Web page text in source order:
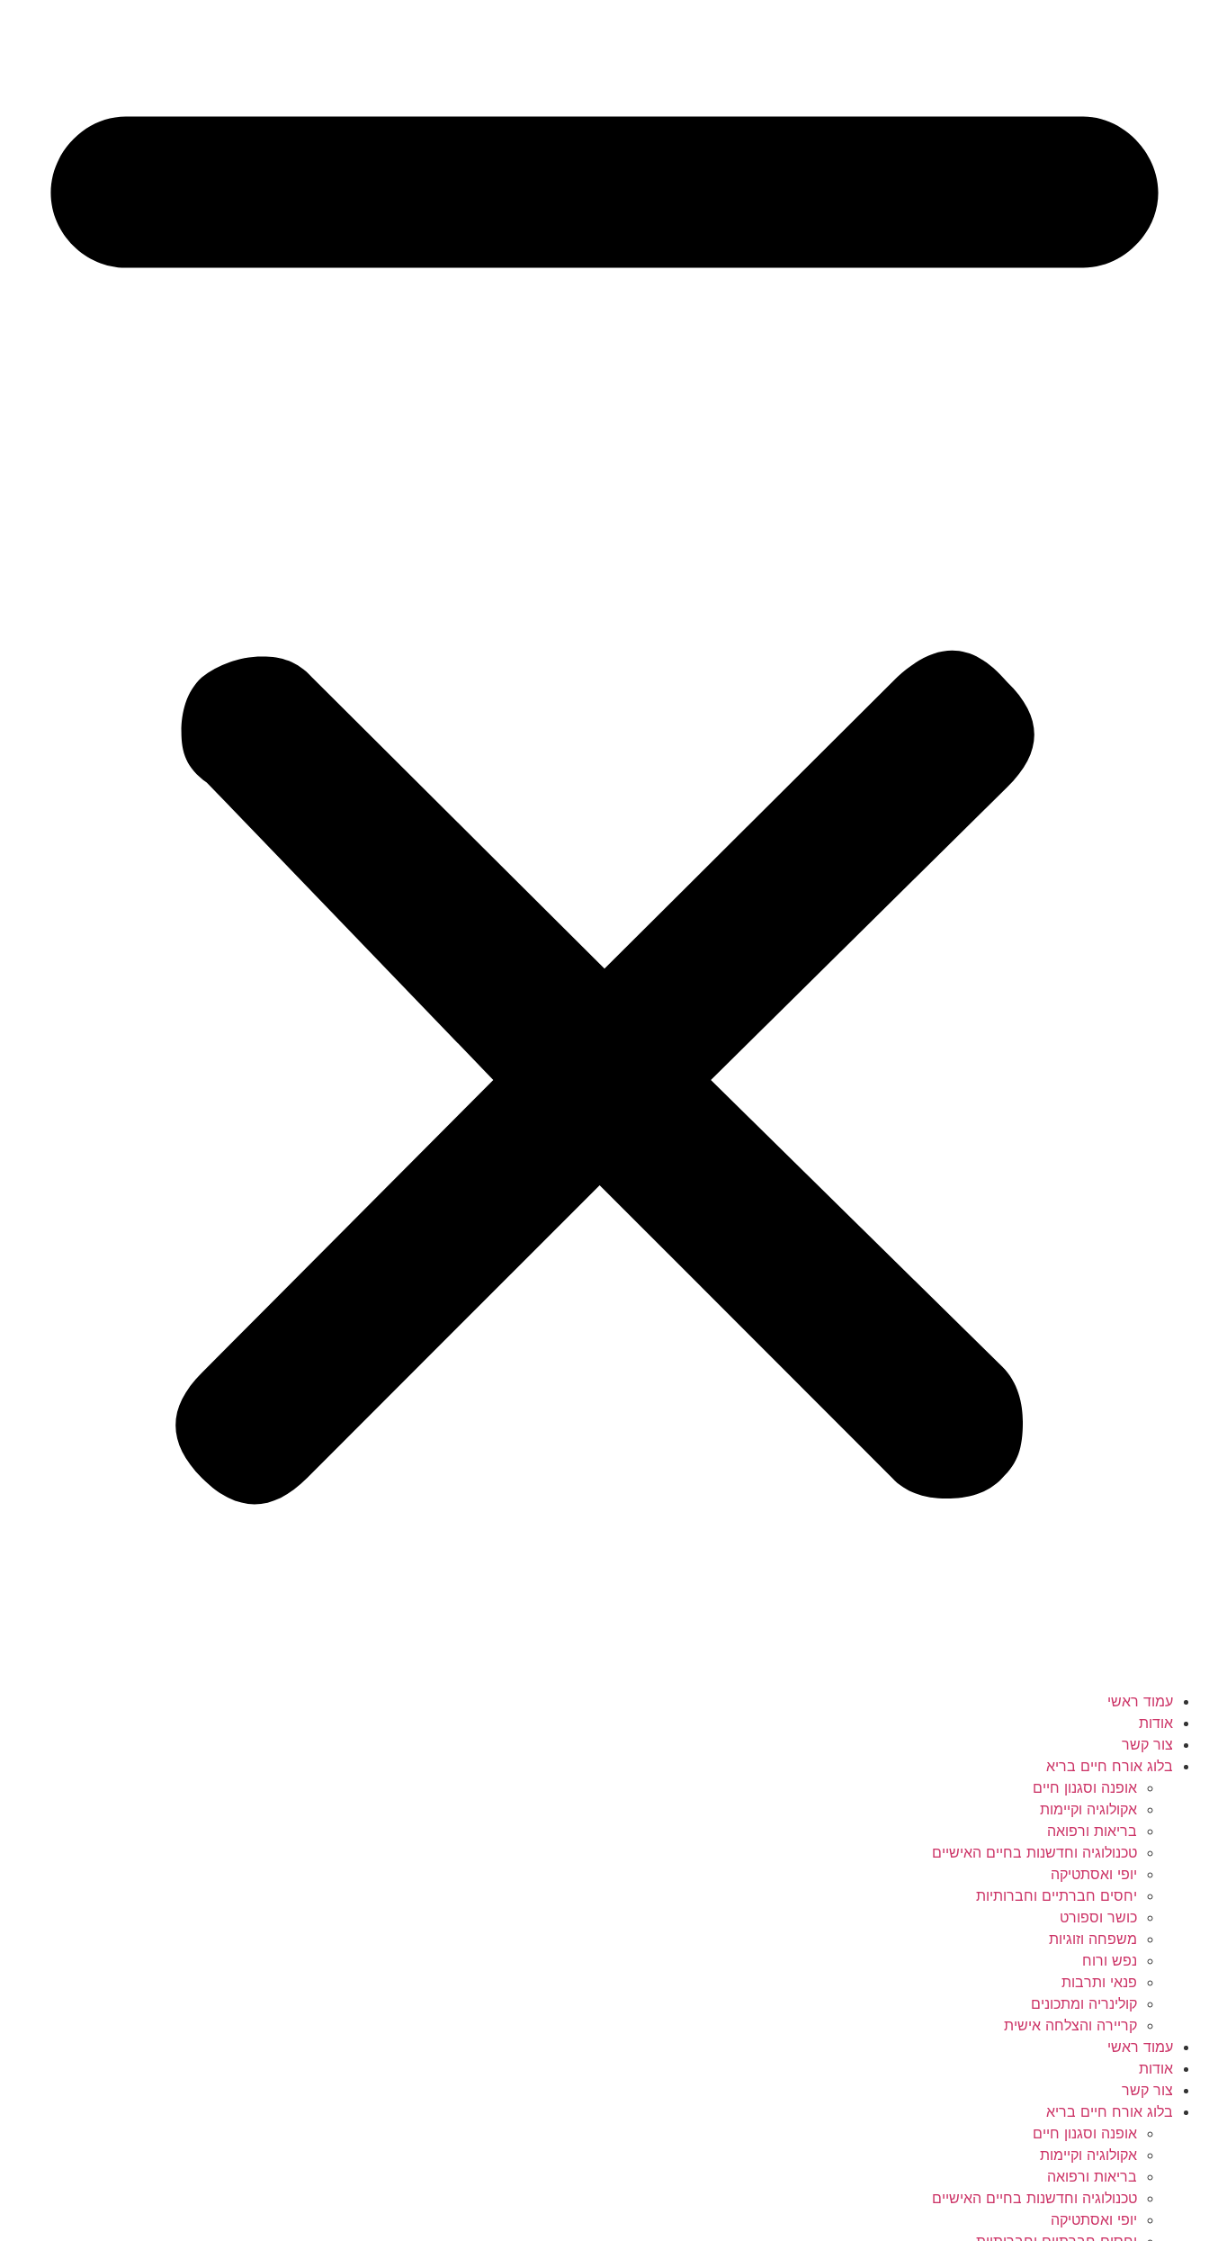
עמוד ראשי
אודות
צור קשר
בלוג אורח חיים בריא
אופנה וסגנון חיים
אקולוגיה וקיימות
בריאות ורפואה
טכנולוגיה וחדשנות בחיים האישיים
יופי ואסתטיקה
יחסים חברתיים וחברותיות
כושר וספורט
משפחה וזוגיות
נפש ורוח
פנאי ותרבות
קולינריה ומתכונים
קריירה והצלחה אישית
עמוד ראשי
אודות
צור קשר
בלוג אורח חיים בריא
אופנה וסגנון חיים
אקולוגיה וקיימות
בריאות ורפואה
טכנולוגיה וחדשנות בחיים האישיים
יופי ואסתטיקה